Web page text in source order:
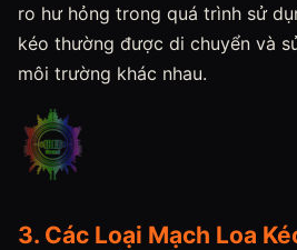
ro hư hỏng trong quá trình sử
kéo thường được di chuyển và
môi trường khác nhau.
3. Các Loại Mạch Loa